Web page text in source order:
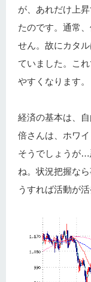
が、あれだけ上
たのです。通常
せん。故にカタ
ていました。こ
やすくなります。
経済の基本は、
倍さんは、ホワ
そうでしょうが…
ね。状況把握な
うすれば活動が活